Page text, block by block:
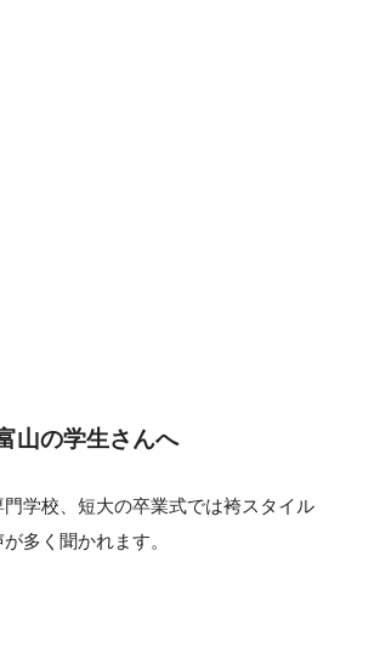
山の学生さんへ
学校、短大の卒業式では袴スタイル
多く聞かれます。